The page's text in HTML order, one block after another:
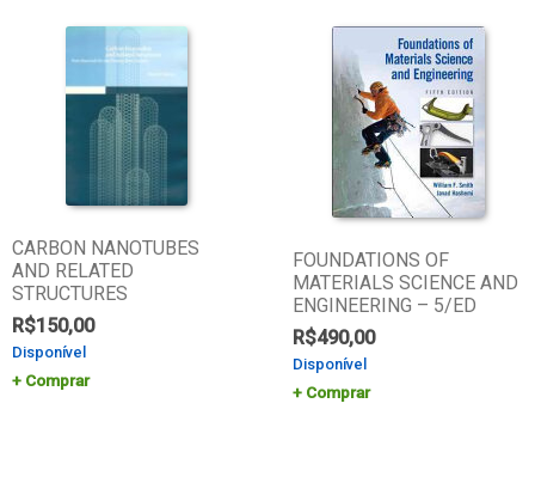
CARBON NANOTUBES
AND RELATED
STRUCTURES
R$150,00
Disponível
Comprar
FOUNDATIONS OF
MATERIALS SCIENCE AND
ENGINEERING – 5/ED
R$490,00
Disponível
Comprar